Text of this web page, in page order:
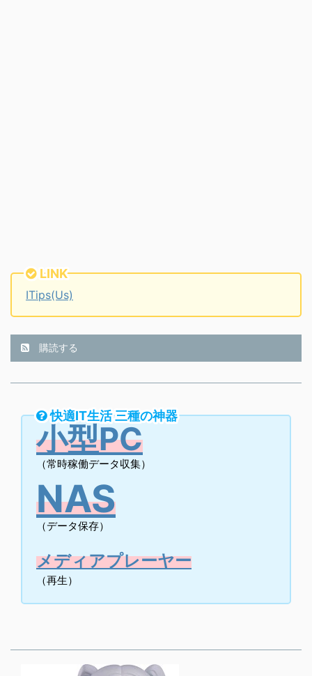
LINK
ITips(Us)
購読する
快適IT生活 三種の神器
小型PC
（常時稼働データ収集）
NAS
（データ保存）
メディアプレーヤー
（再生）